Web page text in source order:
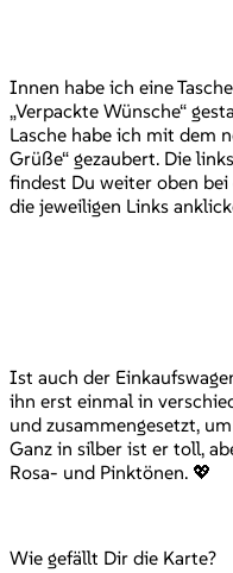
Innen habe ich eine
„Verpackte Wünsche“
Lasche habe ich mit dem
Grüße“ gezaubert. Die
findest Du weiter oben
die jeweiligen Links
Ist auch der
ihn erst einmal in
und zusammengesetzt,
Ganz in silber ist er toll,
Rosa- und Pinktönen. 💖
Wie gefällt Dir die Karte?